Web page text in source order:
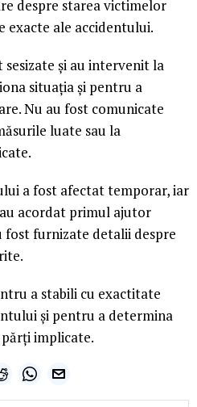
despre starea victimelor
exacte ale accidentului.
și au intervenit la
situația și pentru a
Nu au fost comunicate
luate sau la
a fost afectat temporar, iar
acordat primul ajutor
fost furnizate detalii despre
a stabili cu exactitate
și pentru a determina
implicate.